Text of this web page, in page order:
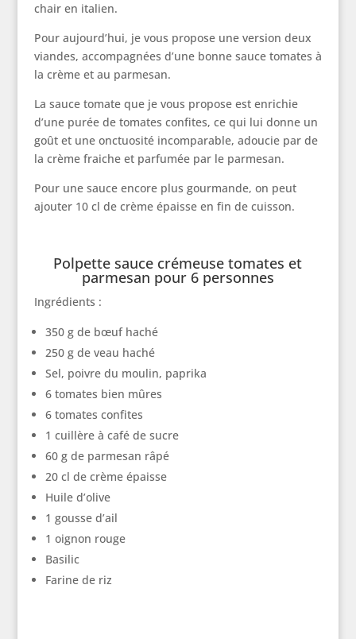
chair en italien.
Pour aujourd’hui, je vous propose une version deux
viandes, accompagnées d’une bonne sauce tomates à
la crème et au parmesan.
La sauce tomate que je vous propose est enrichie
d’une purée de tomates confites, ce qui lui donne un
goût et une onctuosité incomparable, adoucie par de
la crème fraiche et parfumée par le parmesan.
Pour une sauce encore plus gourmande, on peut
ajouter 10 cl de crème épaisse en fin de cuisson.
Polpette sauce crémeuse tomates et
parmesan pour 6 personnes
Ingrédients :
350 g de bœuf haché
250 g de veau haché
Sel, poivre du moulin, paprika
6 tomates bien mûres
6 tomates confites
1 cuillère à café de sucre
60 g de parmesan râpé
20 cl de crème épaisse
Huile d’olive
1 gousse d’ail
1 oignon rouge
Basilic
Farine de riz